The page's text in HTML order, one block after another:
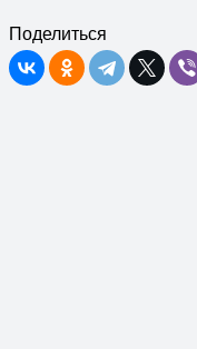
Поделиться